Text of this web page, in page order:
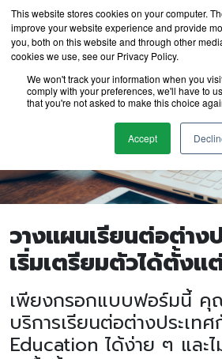
This website stores cookies on your computer.
improve your website experience and provide
you, both on this website and through other
cookies we use, see our Privacy Policy.
We won't track your information when you
comply with your preferences, we'll have to
that you're not asked to make this choice
Accept
วางแผนเรียนต่อต่าง
เริ่มเตรียมตัวได้ตั้งแ
เพียงกรอกแบบฟอร์มนี้ คุ
บริการเรียนต่อต่างประเท
Education ได้ง่าย ๆ และไ